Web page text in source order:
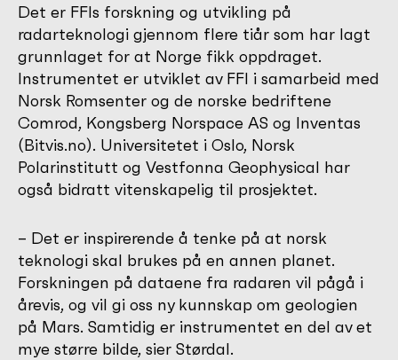
Det er FFIs forskning og utvikling på
radarteknologi gjennom flere tiår som har lagt
grunnlaget for at Norge fikk oppdraget.
Instrumentet er utviklet av FFI i samarbeid med
Norsk Romsenter og de norske bedriftene
Comrod, Kongsberg Norspace AS og Inventas
(Bitvis.no). Universitetet i Oslo, Norsk
Polarinstitutt og Vestfonna Geophysical har
også bidratt vitenskapelig til prosjektet.
– Det er inspirerende å tenke på at norsk
teknologi skal brukes på en annen planet.
Forskningen på dataene fra radaren vil pågå i
årevis, og vil gi oss ny kunnskap om geologien
på Mars. Samtidig er instrumentet en del av et
mye større bilde, sier Størdal.